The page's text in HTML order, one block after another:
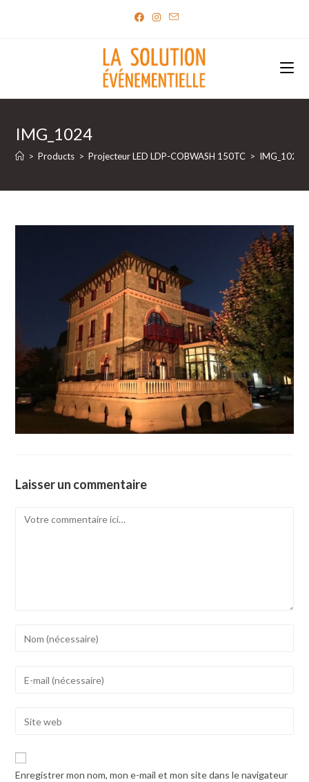
IMG_1024
> Products > Projecteur LED LDP-COBWASH 150TC > IMG_1024
Laisser un commentaire
Comment
to
address
comment
website
URL
Enregistrer mon nom, mon e-mail et mon site dans le navigateur